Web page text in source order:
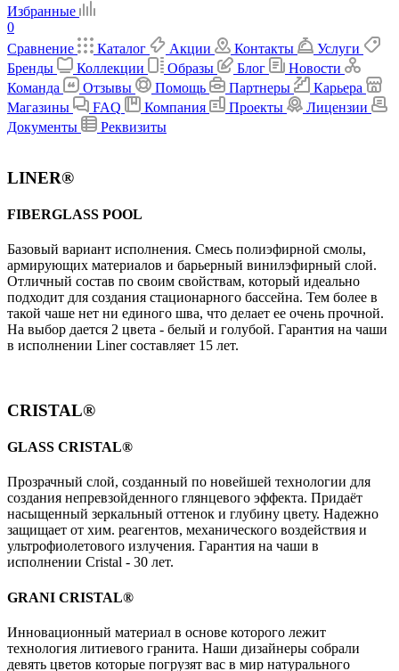
Избранные
0
Сравнение
Каталог Акции Контакты
Услуги
Бренды
Коллекции Образы Блог
Новости
Команда
Отзывы Помощь Партнеры
Карьера
Магазины
FAQ Компания Проекты
Лицензии
Документы
Реквизиты
LINER®
FIBERGLASS POOL
Базовый вариант исполнения. Cмесь полиэфирной смолы,
армирующих материалов и барьерный винилэфирный слой.
Отличный состав по своим свойствам, который идеально
подходит для создания стационарного бассейна. Тем более в
такой чаше нет ни единого шва, что делает ее очень прочной.
На выбор дается 2 цвета - белый и голубой. Гарантия на чаши
в исполнении Liner составляет 15 лет.
CRISTAL®
GLASS CRISTAL®
Прозрачный слой, созданный по новейшей технологии для
создания непревзойденного глянцевого эффекта. Придаёт
насыщенный зеркальный оттенок и глубину цвету. Надежно
защищает от хим. реагентов, механического воздействия и
ультрофиолетового излучения. Гарантия на чаши в
исполнении Cristal - 30 лет.
GRANI CRISTAL®
Инновационный материал в основе которого лежит
технология литиевого гранита. Наши дизайнеры собрали
девять цветов которые погрузят вас в мир натурального